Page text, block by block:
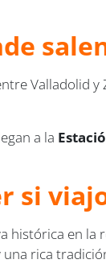
Valladolid
a la
si
histórica en la
rica